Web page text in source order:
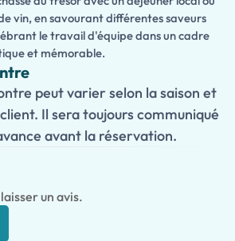
vin, en savourant différentes saveurs
le travail d'équipe dans un cadre
et mémorable.
peut varier selon la saison et
Il sera toujours communiqué
avant la réservation.
un avis.